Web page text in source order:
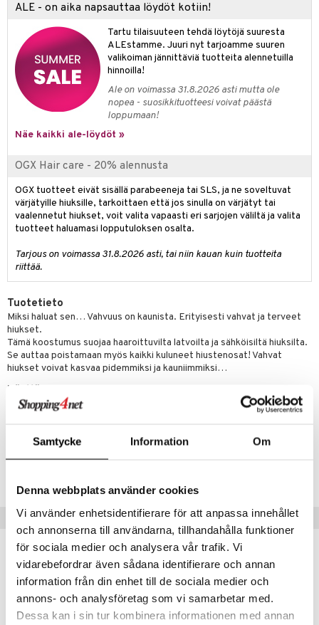
Samtycke Information Om
Denna webbplats använder cookies
Vi använder enhetsidentifierare för att anpassa innehållet
och annonserna till användarna, tillhandahålla funktioner
för sociala medier och analysera vår trafik. Vi
vidarebefordrar även sådana identifierare och annan
information från din enhet till de sociala medier och
annons- och analysföretag som vi samarbetar med.
Dessa kan i sin tur kombinera informationen med annan
ALE - on aika napsauttaa löydöt kotiin!
Tartu tilaisuuteen tehdä löytöjä suuresta
ALEstamme. Juuri nyt tarjoamme suuren
valikoiman jännittäviä tuotteita alennetuilla
hinnoilla!
Ale on voimassa 31.8.2026 asti mutta ole
nopea - suosikkituotteesi voivat päästä
loppumaan!
Näe kaikki ale-löydöt »
OGX Hair care - 20% alennusta
OGX tuotteet eivät sisällä parabeeneja tai SLS, ja ne soveltuvat
värjätyille hiuksille, tarkoittaen että jos sinulla on värjätyt tai
vaalennetut hiukset, voit valita vapaasti eri sarjojen väliltä ja valita
tuotteet haluamasi lopputuloksen osalta.
Tarjous on voimassa 31.8.2026 asti, tai niin kauan kuin tuotteita
riittää.
Tuotetieto
Miksi haluat sen… Vahvuus on kaunista. Erityisesti vahvat ja terveet
hiukset.
Tämä koostumus suojaa haaroittuvilta latvoilta ja sähköisiltä hiuksilta.
Se auttaa poistamaan myös kaikki kuluneet hiustenosat! Vahvat
hiukset voivat kasvaa pidemmiksi ja kauniimmiksi…
Käyttö
Levitä märkiin, vastapestyihin hiuksiin juurista latvoihin. Anna vaikuttaa
Tuotenumero
Suositut tuotteet
-25%
iho
iho
iho
Päivävoide
hoito
/ Kajaali
&
tuotteet
hoito
poisto
hoito
& saippuat
tuotteet
& Viikset
shave balm
shave lotion
de cologne
de toilette
tuotteet
poisto
hoito
& saippuat
1: Puhdistus
2: Kirkastus
ja Vartalonhoito
ja naamiot
Huulten Hoito
Elixir
Happy
Happy For Men
Miehille
& Soujaus
& Ihonpuhdistus